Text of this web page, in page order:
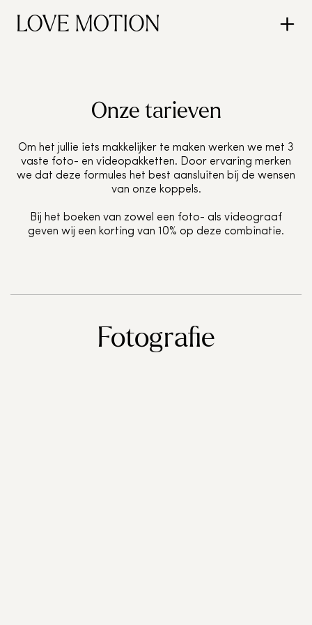
Onze tarieven
Om het jullie iets makkelijker te maken werken we met 3
vaste foto- en videopakketten. Door ervaring merken
we dat deze formules het best aansluiten bij de wensen
van onze koppels.
Bij het boeken van zowel een foto- als videograaf
geven wij een korting van 10% op deze combinatie.
Fotografie